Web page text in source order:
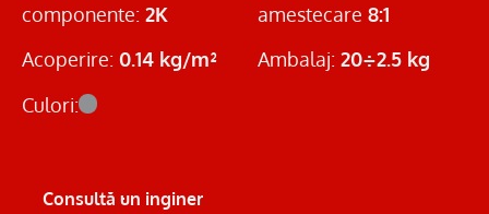
componente: 2K
amestecare 8:1
Acoperire: 0.14 kg/m² Ambalaj: 20÷2.5 kg
Culori:
Consultă un inginer